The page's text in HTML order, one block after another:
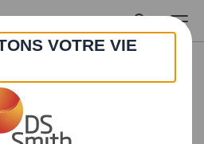
entreprise :
?